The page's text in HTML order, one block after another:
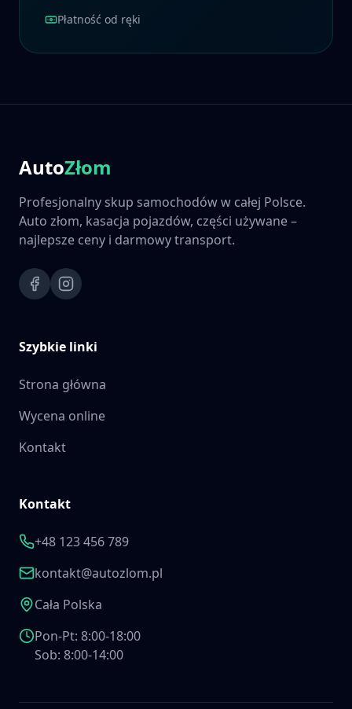
Płatność od ręki
AutoZłom
Profesjonalny skup samochodów w całej Polsce.
Auto złom, kasacja pojazdów, części używane –
najlepsze ceny i darmowy transport.
Szybkie linki
Strona główna
Wycena online
Kontakt
Kontakt
+48 123 456 789
kontakt@autozlom.pl
Cała Polska
Pon-Pt: 8:00-18:00
Sob: 8:00-14:00